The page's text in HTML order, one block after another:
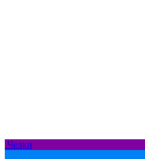
Челки